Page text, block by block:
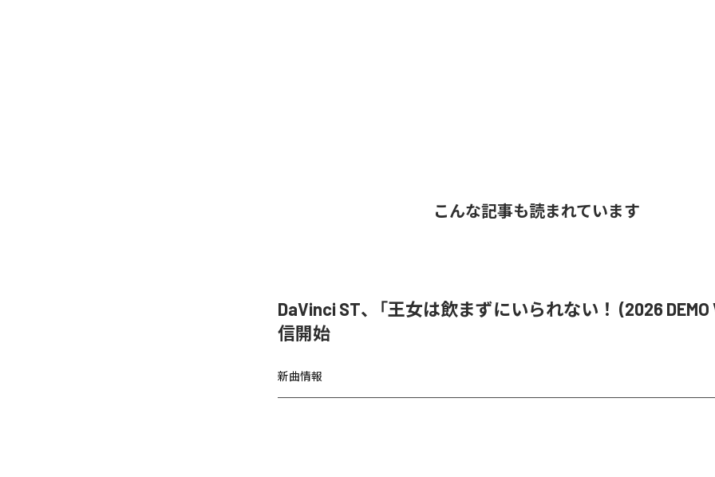
こんな記事も読まれています
DaVinci ST、「王女は飲まずにいられない！ (2026 DEMO
信開始
新曲情報